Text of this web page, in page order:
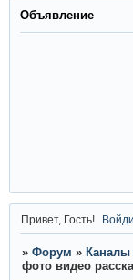
Объявление
Привет, Гость!
» Форум » Каналы
фото видео